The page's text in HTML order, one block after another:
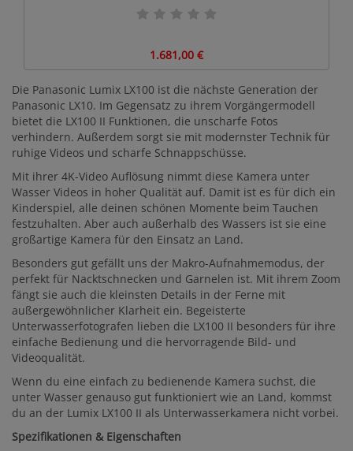
1.681,00 €
Die Panasonic Lumix LX100 ist die nächste Generation der
Panasonic LX10. Im Gegensatz zu ihrem Vorgängermodell
bietet die LX100 II Funktionen, die unscharfe Fotos
verhindern. Außerdem sorgt sie mit modernster Technik für
ruhige Videos und scharfe Schnappschüsse.
Mit ihrer 4K-Video Auflösung nimmt diese Kamera unter
Wasser Videos in hoher Qualität auf. Damit ist es für dich ein
Kinderspiel, alle deinen schönen Momente beim Tauchen
festzuhalten. Aber auch außerhalb des Wassers ist sie eine
großartige Kamera für den Einsatz an Land.
Besonders gut gefällt uns der Makro-Aufnahmemodus, der
perfekt für Nacktschnecken und Garnelen ist. Mit ihrem Zoom
fängt sie auch die kleinsten Details in der Ferne mit
außergewöhnlicher Klarheit ein. Begeisterte
Unterwasserfotografen lieben die LX100 II besonders für ihre
einfache Bedienung und die hervorragende Bild- und
Videoqualität.
Wenn du eine einfach zu bedienende Kamera suchst, die
unter Wasser genauso gut funktioniert wie an Land, kommst
du an der Lumix LX100 II als Unterwasserkamera nicht vorbei.
Spezifikationen & Eigenschaften